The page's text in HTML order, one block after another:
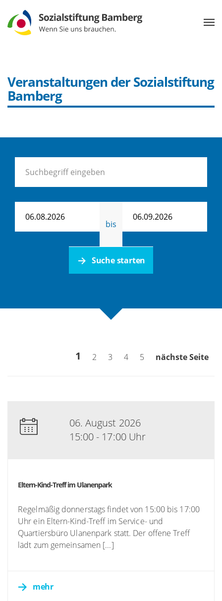
Veranstaltungen der Sozialstiftung
Bamberg
bis
Suche starten
1 2 3 4 5 nächste Seite
06. August 2026
15:00 - 17:00 Uhr
Eltern-Kind-Treff im Ulanenpark
Regelmäßig donnerstags findet von 15:00 bis 17:00
Uhr ein Eltern-Kind-Treff im Service- und
Quartiersbüro Ulanenpark statt. Der offene Treff
lädt zum gemeinsamen [...]
mehr